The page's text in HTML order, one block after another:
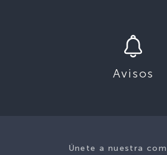
Avisos
Únete a nuestra